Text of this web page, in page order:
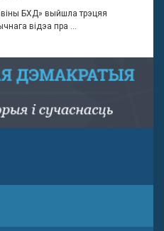
БХД» выйшла трэцяя
відэа пра ...